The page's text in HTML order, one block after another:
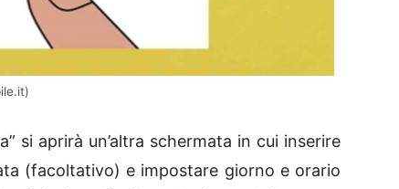
si aprirà un’altra schermata in cui inserire
(facoltativo) e impostare giorno e orario